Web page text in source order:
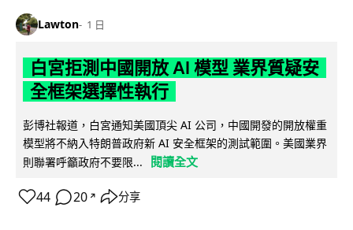
Lawton 1 日
白宮拒測中國開放 AI 模型 業界質疑安
全框架選擇性執行
彭博社報道，白宮通知美國頂尖 AI 公司，中國開發的開放權重
模型將不納入特朗普政府新 AI 安全框架的測試範圍。美國業界
則聯署呼籲政府不要限...
閱讀全文
44 20 ↗ 分享